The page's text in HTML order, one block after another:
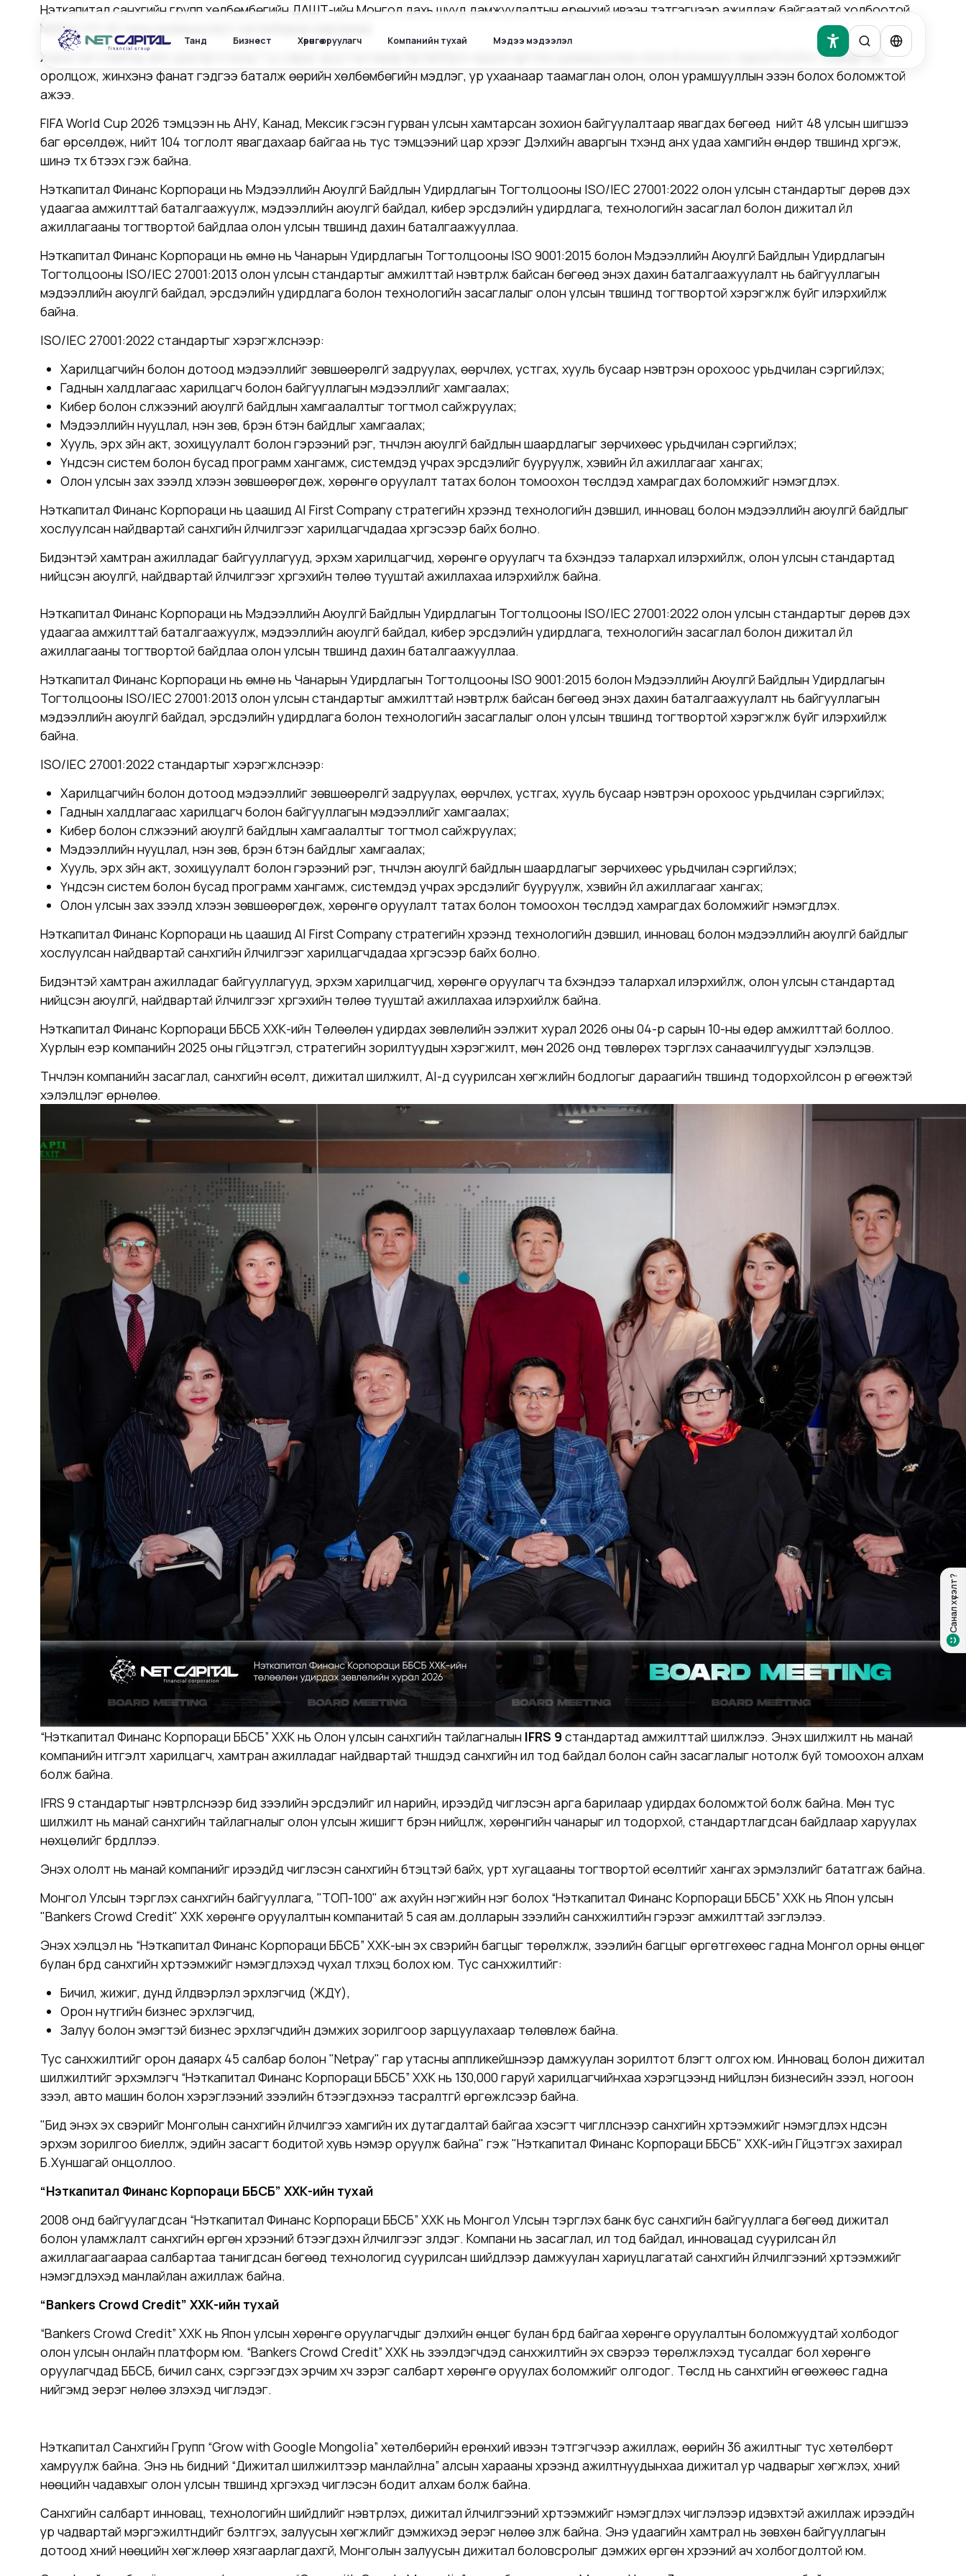
Танд Бизнест Хөрөнгө оруулагч Компанийн тухай Мэдээ мэдээлэл
Санал хүсэлт?
Нэткапитал санхүүгийн групп хөлбөмбөгийн ДАШТ-ийн Монгол дахь шууд дамжуулалтын ерөнхий ивээн тэтгэгчээр ажиллаж байгаатай холбоотой
NetPay GO-All зуны урамшуулалт хөтөлбөрөө зарлалаа.
Хэрэглэгч NetPay апп-даа бүртгүүлээд 7-р сарыг дуустал өдөр бүр NetSpin хүрдээ эргүүлэн урамшууллын эзэн болохоос гадна Pick’Em таавартаа
оролцож, жинхэнэ фанат гэдгээ баталж өөрийн хөлбөмбөгийн мэдлэг, ур ухаанаар таамаглан олон, олон урамшууллын эзэн болох боломжтой
ажээ.
FIFA World Cup 2026 тэмцээн нь АНУ, Канад, Мексик гэсэн гурван улсын хамтарсан зохион байгуулалтаар явагдах бөгөөд нийт 48 улсын шигшээ
баг өрсөлдөж, нийт 104 тоглолт явагдахаар байгаа нь тус тэмцээний цар хүрээг Дэлхийн аваргын түүхэнд анх удаа хамгийн өндөр түвшинд хүргэж,
шинэ түүх бүтээх гэж байна.
Нэткапитал Финанс Корпораци нь Мэдээллийн Аюулгүй Байдлын Удирдлагын Тогтолцооны ISO/IEC 27001:2022 олон улсын стандартыг дөрөв дэх
удаагаа амжилттай баталгаажуулж, мэдээллийн аюулгүй байдал, кибер эрсдэлийн удирдлага, технологийн засаглал болон дижитал үйл
ажиллагааны тогтвортой байдлаа олон улсын түвшинд дахин баталгаажууллаа.
Нэткапитал Финанс Корпораци нь өмнө нь Чанарын Удирдлагын Тогтолцооны ISO 9001:2015 болон Мэдээллийн Аюулгүй Байдлын Удирдлагын
Тогтолцооны ISO/IEC 27001:2013 олон улсын стандартыг амжилттай нэвтрүүлж байсан бөгөөд энэхүү дахин баталгаажуулалт нь байгууллагын
мэдээллийн аюулгүй байдал, эрсдэлийн удирдлага болон технологийн засаглалыг олон улсын түвшинд тогтвортой хэрэгжүүлж буйг илэрхийлж
байна.
ISO/IEC 27001:2022 стандартыг хэрэгжүүлснээр:
Харилцагчийн болон дотоод мэдээллийг зөвшөөрөлгүй задруулах, өөрчлөх, устгах, хууль бусаар нэвтрэн орохоос урьдчилан сэргийлэх;
Гаднын халдлагаас харилцагч болон байгууллагын мэдээллийг хамгаалах;
Кибер болон сүлжээний аюулгүй байдлын хамгаалалтыг тогтмол сайжруулах;
Мэдээллийн нууцлал, үнэн зөв, бүрэн бүтэн байдлыг хамгаалах;
Хууль, эрх зүйн акт, зохицуулалт болон гэрээний үүрэг, түүнчлэн аюулгүй байдлын шаардлагыг зөрчихөөс урьдчилан сэргийлэх;
Үндсэн систем болон бусад программ хангамж, системүүдэд учрах эрсдэлийг бууруулж, хэвийн үйл ажиллагааг хангах;
Олон улсын зах зээлд хүлээн зөвшөөрөгдөж, хөрөнгө оруулалт татах болон томоохон төслүүдэд хамрагдах боломжийг нэмэгдүүлэх.
Нэткапитал Финанс Корпораци нь цаашид AI First Company стратегийн хүрээнд технологийн дэвшил, инновац болон мэдээллийн аюулгүй байдлыг
хослуулсан найдвартай санхүүгийн үйлчилгээг харилцагчдадаа хүргэсээр байх болно.
Бидэнтэй хамтран ажилладаг байгууллагууд, эрхэм харилцагчид, хөрөнгө оруулагч та бүхэндээ талархал илэрхийлж, олон улсын стандартад
нийцсэн аюулгүй, найдвартай үйлчилгээг хүргэхийн төлөө тууштай ажиллахаа илэрхийлж байна.
Нэткапитал Финанс Корпораци нь Мэдээллийн Аюулгүй Байдлын Удирдлагын Тогтолцооны ISO/IEC 27001:2022 олон улсын стандартыг дөрөв дэх
удаагаа амжилттай баталгаажуулж, мэдээллийн аюулгүй байдал, кибер эрсдэлийн удирдлага, технологийн засаглал болон дижитал үйл
ажиллагааны тогтвортой байдлаа олон улсын түвшинд дахин баталгаажууллаа.
Нэткапитал Финанс Корпораци нь өмнө нь Чанарын Удирдлагын Тогтолцооны ISO 9001:2015 болон Мэдээллийн Аюулгүй Байдлын Удирдлагын
Тогтолцооны ISO/IEC 27001:2013 олон улсын стандартыг амжилттай нэвтрүүлж байсан бөгөөд энэхүү дахин баталгаажуулалт нь байгууллагын
мэдээллийн аюулгүй байдал, эрсдэлийн удирдлага болон технологийн засаглалыг олон улсын түвшинд тогтвортой хэрэгжүүлж буйг илэрхийлж
байна.
ISO/IEC 27001:2022 стандартыг хэрэгжүүлснээр:
Харилцагчийн болон дотоод мэдээллийг зөвшөөрөлгүй задруулах, өөрчлөх, устгах, хууль бусаар нэвтрэн орохоос урьдчилан сэргийлэх;
Гаднын халдлагаас харилцагч болон байгууллагын мэдээллийг хамгаалах;
Кибер болон сүлжээний аюулгүй байдлын хамгаалалтыг тогтмол сайжруулах;
Мэдээллийн нууцлал, үнэн зөв, бүрэн бүтэн байдлыг хамгаалах;
Хууль, эрх зүйн акт, зохицуулалт болон гэрээний үүрэг, түүнчлэн аюулгүй байдлын шаардлагыг зөрчихөөс урьдчилан сэргийлэх;
Үндсэн систем болон бусад программ хангамж, системүүдэд учрах эрсдэлийг бууруулж, хэвийн үйл ажиллагааг хангах;
Олон улсын зах зээлд хүлээн зөвшөөрөгдөж, хөрөнгө оруулалт татах болон томоохон төслүүдэд хамрагдах боломжийг нэмэгдүүлэх.
Нэткапитал Финанс Корпораци нь цаашид AI First Company стратегийн хүрээнд технологийн дэвшил, инновац болон мэдээллийн аюулгүй байдлыг
хослуулсан найдвартай санхүүгийн үйлчилгээг харилцагчдадаа хүргэсээр байх болно.
Бидэнтэй хамтран ажилладаг байгууллагууд, эрхэм харилцагчид, хөрөнгө оруулагч та бүхэндээ талархал илэрхийлж, олон улсын стандартад
нийцсэн аюулгүй, найдвартай үйлчилгээг хүргэхийн төлөө тууштай ажиллахаа илэрхийлж байна.
Нэткапитал Финанс Корпораци ББСБ ХХК-ийн Төлөөлөн удирдах зөвлөлийн ээлжит хурал 2026 оны 04-р сарын 10-ны өдөр амжилттай боллоо.
Хурлын үеэр компанийн 2025 оны гүйцэтгэл, стратегийн зорилтуудын хэрэгжилт, мөн 2026 онд төвлөрөх тэргүүлэх санаачилгуудыг хэлэлцэв.
Түүнчлэн компанийн засаглал, санхүүгийн өсөлт, дижитал шилжилт, AI-д суурилсан хөгжлийн бодлогыг дараагийн түвшинд тодорхойлсон үр өгөөжтэй
хэлэлцүүлэг өрнөлөө.
“Нэткапитал Финанс Корпораци ББСБ” ХХК нь Олон улсын санхүүгийн тайлагналын IFRS 9 стандартад амжилттай шилжлээ. Энэхүү шилжилт нь манай
компанийн итгэлт харилцагч, хамтран ажилладаг найдвартай түншүүдэд санхүүгийн ил тод байдал болон сайн засаглалыг нотолж буй томоохон алхам
болж байна.
IFRS 9 стандартыг нэвтрүүлснээр бид зээлийн эрсдэлийг илүү нарийн, ирээдүйд чиглэсэн арга барилаар удирдах боломжтой болж байна. Мөн тус
шилжилт нь манай санхүүгийн тайлагналыг олон улсын жишигт бүрэн нийцүүлж, хөрөнгийн чанарыг илүү тодорхой, стандартлагдсан байдлаар харуулах
нөхцөлийг бүрдүүллээ.
Энэхүү ололт нь манай компанийг ирээдүйд чиглэсэн санхүүгийн бүтэцтэй байх, урт хугацааны тогтвортой өсөлтийг хангах эрмэлзлийг бататгаж байна.
Монгол Улсын тэргүүлэх санхүүгийн байгууллага, "ТОП-100" аж ахуйн нэгжийн нэг болох “Нэткапитал Финанс Корпораци ББСБ” ХХК нь Япон улсын
"Bankers Crowd Credit" ХХК хөрөнгө оруулалтын компанитай 5 сая ам.долларын зээлийн санхүүжилтийн гэрээг амжилттай үзэглэлээ.
Энэхүү хэлцэл нь “Нэткапитал Финанс Корпораци ББСБ” ХХК-ын эх үүсвэрийн багцыг төрөлжүүлж, зээлийн багцыг өргөтгөхөөс гадна Монгол орны өнцөг
булан бүрд санхүүгийн хүртээмжийг нэмэгдүүлэхэд чухал түлхэц болох юм. Тус санхүүжилтийг:
Бичил, жижиг, дунд үйлдвэрлэл эрхлэгчид (ЖДҮ),
Орон нутгийн бизнес эрхлэгчид,
Залуу болон эмэгтэй бизнес эрхлэгчдийн дэмжих зорилгоор зарцуулахаар төлөвлөж байна.
Тус санхүүжилтийг орон даяарх 45 салбар болон "Netpay" гар утасны аппликейшнээр дамжуулан зорилтот бүлэгт олгох юм. Инновац болон дижитал
шилжилтийг эрхэмлэгч “Нэткапитал Финанс Корпораци ББСБ” ХХКнь 130,000 гаруй харилцагчийнхаа хэрэгцээнд нийцүүлэн бизнесийн зээл, ногоон
зээл, авто машин болон хэрэглээний зээлийн бүтээгдэхүүнээ тасралтгүй өргөжүүлсээр байна.
"Бид энэхүү эх үүсвэрийг Монголын санхүүгийн үйлчилгээ хамгийн их дутагдалтай байгаа хэсэгт чиглүүлснээр санхүүгийн хүртээмжийг нэмэгдүүлэх үндсэн
эрхэм зорилгоо биелүүлж, эдийн засагт бодитой хувь нэмэр оруулж байна" гэж "Нэткапитал Финанс Корпораци ББСБ" ХХК-ийн Гүйцэтгэх захирал
Б.Хуншагай онцоллоо.
“Нэткапитал Финанс Корпораци ББСБ” ХХК-ийн тухай
2008 онд байгуулагдсан “Нэткапитал Финанс Корпораци ББСБ” ХХКнь Монгол Улсын тэргүүлэх банк бус санхүүгийн байгууллага бөгөөд дижитал
болон уламжлалт санхүүгийн өргөн хүрээний бүтээгдэхүүн үйлчилгээг үзүүлдэг. Компани нь засаглал, ил тод байдал, инновацад суурилсан үйл
ажиллагаагаараа салбартаа танигдсан бөгөөд технологид суурилсан шийдлээр дамжуулан хариуцлагатай санхүүгийн үйлчилгээний хүртээмжийг
нэмэгдүүлэхэд манлайлан ажиллаж байна.
“Bankers Crowd Credit” ХХК-ийн тухай
“Bankers Crowd Credit” ХХКнь Япон улсын хөрөнгө оруулагчдыг дэлхийн өнцөг булан бүрд байгаа хөрөнгө оруулалтын боломжуудтай холбодог
олон улсын онлайн платформ юм. “Bankers Crowd Credit” ХХК нь зээлдэгчдэд санхүүжилтийн эх үүсвэрээ төрөлжүүлэхэд тусалдаг бол хөрөнгө
оруулагчдад ББСБ, бичил санхүү, сэргээгдэх эрчим хүч зэрэг салбарт хөрөнгө оруулах боломжийг олгодог. Төслүүд нь санхүүгийн өгөөжөөс гадна
нийгэмд эерэг нөлөө үзүүлэхэд чиглэдэг.
Нэткапитал Санхүүгийн Групп “Grow with Google Mongolia” хөтөлбөрийн ерөнхий ивээн тэтгэгчээр ажиллаж, өөрийн 36 ажилтныг тус хөтөлбөрт
хамруулж байна. Энэ нь бидний “Дижитал шилжилтээр манлайлна” алсын харааны хүрээнд ажилтнуудынхаа дижитал ур чадварыг хөгжүүлэх, хүний
нөөцийн чадавхыг олон улсын түвшинд хүргэхэд чиглэсэн бодит алхам болж байна.
Санхүүгийн салбарт инновац, технологийн шийдлийг нэвтрүүлэх, дижитал үйлчилгээний хүртээмжийг нэмэгдүүлэх чиглэлээр идэвхтэй ажиллаж ирээдүйн
ур чадвартай мэргэжилтнүүдийг бэлтгэх, залуусын хөгжлийг дэмжихэд эерэг нөлөө үзүүлж байна. Энэ удаагийн хамтрал нь зөвхөн байгууллагын
дотоод хүний нөөцийн хөгжлөөр хязгаарлагдахгүй, Монголын залуусын дижитал боловсролыг дэмжих өргөн хүрээний ач холбогдолтой юм.